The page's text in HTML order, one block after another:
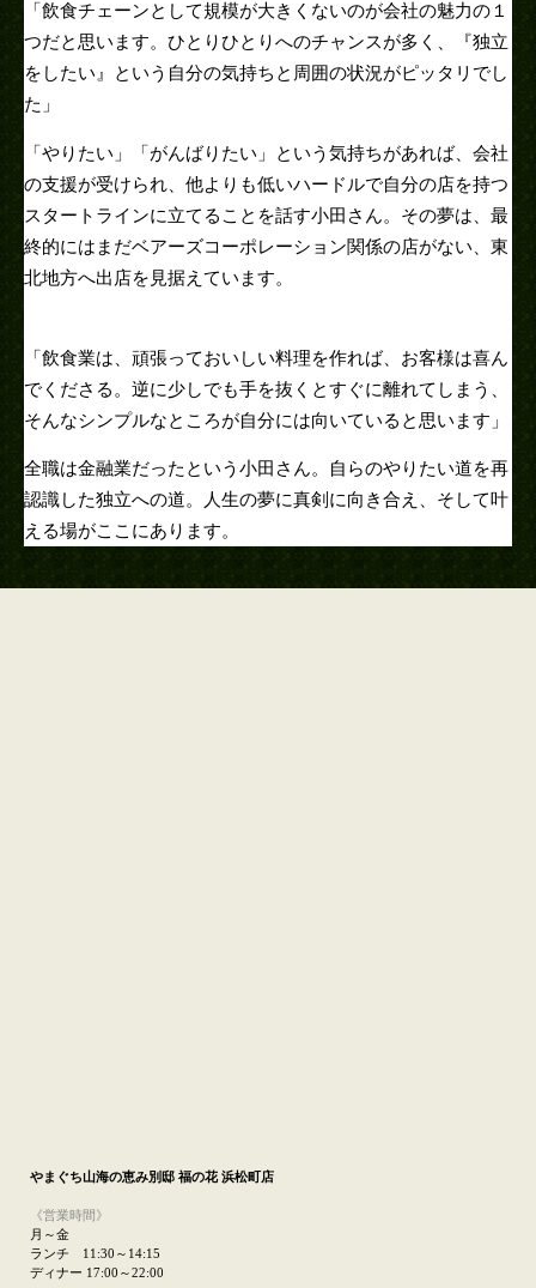
「飲食チェーンとして規模が大きくないのが会社の魅力の１
つだと思います。ひとりひとりへのチャンスが多く、『独立
をしたい』という自分の気持ちと周囲の状況がピッタリでし
た」
「やりたい」「がんばりたい」という気持ちがあれば、会社
の支援が受けられ、他よりも低いハードルで自分の店を持つ
スタートラインに立てることを話す小田さん。その夢は、最
終的にはまだベアーズコーポレーション関係の店がない、東
北地方へ出店を見据えています。
「飲食業は、頑張っておいしい料理を作れば、お客様は喜ん
でくださる。逆に少しでも手を抜くとすぐに離れてしまう、
そんなシンプルなところが自分には向いていると思います」
全職は金融業だったという小田さん。自らのやりたい道を再
認識した独立への道。人生の夢に真剣に向き合え、そして叶
える場がここにあります。
やまぐち山海の恵み別邸 福の花 浜松町店
《営業時間》
月～金
ランチ 11:30～14:15
ディナー 17:00～22:00